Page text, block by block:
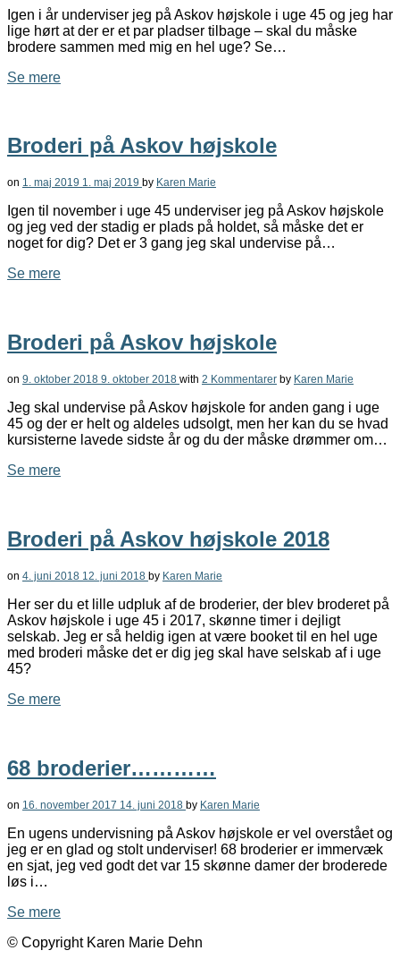
Igen i år underviser jeg på Askov højskole i uge 45 og jeg har
lige hørt at der er et par pladser tilbage – skal du måske
brodere sammen med mig en hel uge? Se…
Se mere
Broderi på Askov højskole
on 1. maj 2019 1. maj 2019 by Karen Marie
Igen til november i uge 45 underviser jeg på Askov højskole
og jeg ved der stadig er plads på holdet, så måske det er
noget for dig? Det er 3 gang jeg skal undervise på…
Se mere
Broderi på Askov højskole
on 9. oktober 2018 9. oktober 2018 with 2 Kommentarer by Karen Marie
Jeg skal undervise på Askov højskole for anden gang i uge
45 og der er helt og aldeles udsolgt, men her kan du se hvad
kursisterne lavede sidste år og du der måske drømmer om…
Se mere
Broderi på Askov højskole 2018
on 4. juni 2018 12. juni 2018 by Karen Marie
Her ser du et lille udpluk af de broderier, der blev broderet på
Askov højskole i uge 45 i 2017, skønne timer i dejligt
selskab. Jeg er så heldig igen at være booket til en hel uge
med broderi måske det er dig jeg skal have selskab af i uge
45?
Se mere
68 broderier…………
on 16. november 2017 14. juni 2018 by Karen Marie
En ugens undervisning på Askov højskole er vel overstået og
jeg er en glad og stolt underviser! 68 broderier er immervæk
en sjat, jeg ved godt det var 15 skønne damer der broderede
løs i…
Se mere
© Copyright Karen Marie Dehn